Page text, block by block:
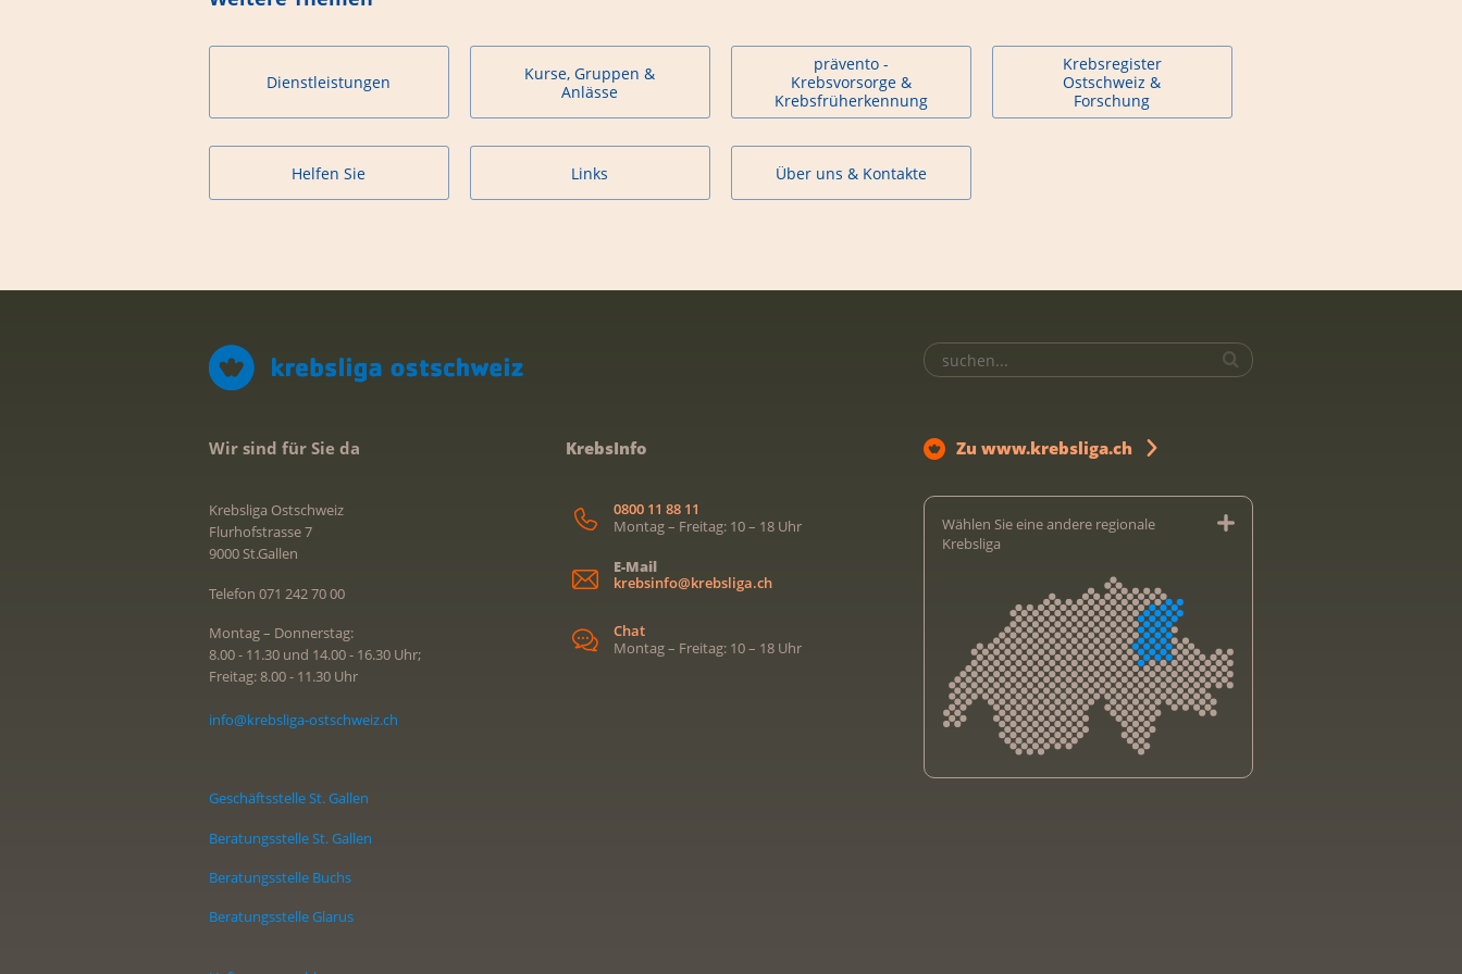
Dienstleistungen
Kurse, Gruppen &
Anlässe
prävento -
Krebsvorsorge &
Krebsfrüherkennung
Krebsregister
Ostschweiz &
Forschung
Helfen Sie Links Über uns & Kontakte
Wir sind für Sie da
Krebsliga Ostschweiz
Flurhofstrasse 7
9000 St.Gallen
Telefon 071 242 70 00
Montag – Donnerstag:
8.00 - 11.30 und 14.00 - 16.30 Uhr;
Freitag: 8.00 - 11.30 Uhr
info@krebsliga-ostschweiz.ch
Geschäftsstelle St. Gallen
Beratungsstelle St. Gallen
Beratungsstelle Buchs
Beratungsstelle Glarus
KrebsInfo
0800 11 88 11
Montag – Freitag: 10 – 18 Uhr
E-Mail
krebsinfo@krebsliga.ch
Chat
Montag – Freitag: 10 – 18 Uhr
Zu www.krebsliga.ch
Wählen Sie eine andere regionale
Krebsliga